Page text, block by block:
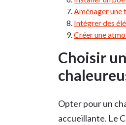
Aménager une
Intégrer des
Créer une
Choisir
Opter pour un
accueillante. Le